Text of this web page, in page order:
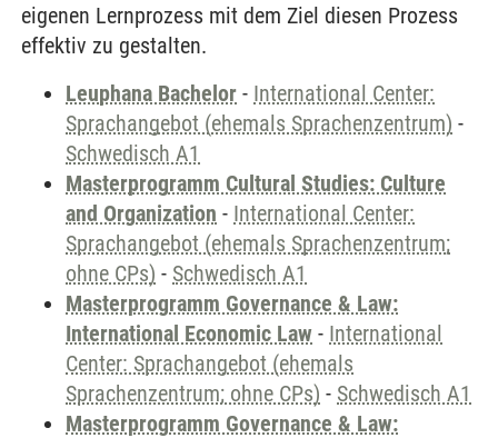
eigenen Lernprozess mit dem Ziel diesen Prozess
effektiv zu gestalten.
Leuphana Bachelor - International Center:
Sprachangebot (ehemals Sprachenzentrum) -
Schwedisch A1
Masterprogramm Cultural Studies: Culture
and Organization - International Center:
Sprachangebot (ehemals Sprachenzentrum;
ohne CPs) - Schwedisch A1
Masterprogramm Governance & Law:
International Economic Law - International
Center: Sprachangebot (ehemals
Sprachenzentrum; ohne CPs) - Schwedisch A1
Masterprogramm Governance & Law: